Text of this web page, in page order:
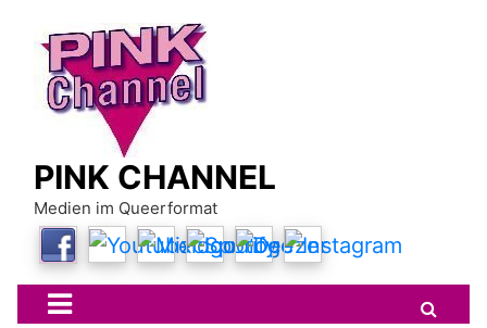
content
PINK CHANNEL
Medien im Queerformat